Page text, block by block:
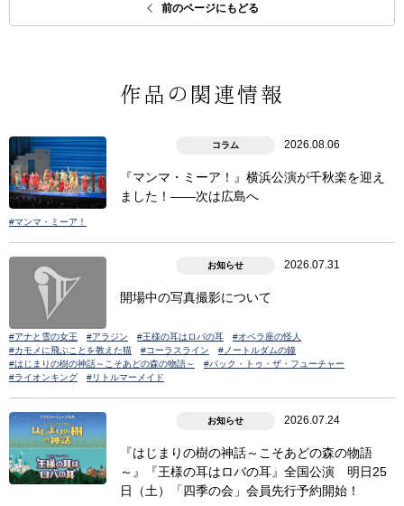
前のページにもどる
作品の関連情報
コラム 2026.08.06
『マンマ・ミーア！』横浜公演が千秋楽を迎え
ました！――次は広島へ
#マンマ・ミーア！
お知らせ 2026.07.31
開場中の写真撮影について
#アナと雪の女王 #アラジン #王様の耳はロバの耳
#オペラ座の怪人
#カモメに飛ぶことを教えた猫
#コーラスライン
#ノートルダムの鐘
#はじまりの樹の神話～こそあどの森の物語～
#バック・トゥ・ザ・フューチャー
#ライオンキング
#リトルマーメイド
お知らせ 2026.07.24
『はじまりの樹の神話～こそあどの森の物語
～』『王様の耳はロバの耳』全国公演 明日25
日（土）「四季の会」会員先行予約開始！